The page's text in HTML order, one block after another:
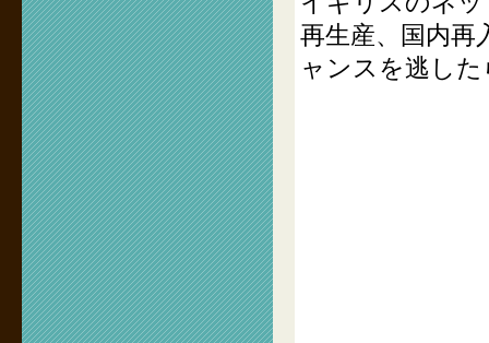
再生産、国内再
ャンスを逃し